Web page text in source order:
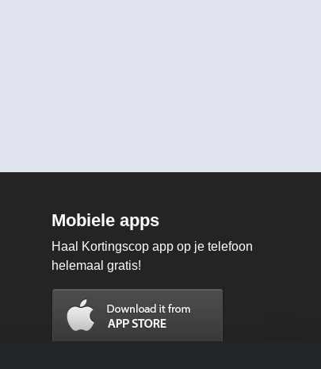
Mobiele apps
Haal Kortingscop app op je telefoon
helemaal gratis!